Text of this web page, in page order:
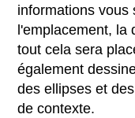
informations vous
l'emplacement, la
tout cela sera
également
des ellipses et
de contexte.